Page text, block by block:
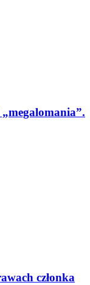
członka